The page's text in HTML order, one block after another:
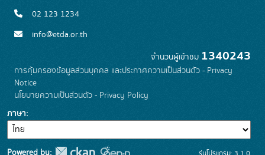
02 123 1234
info@etda.or.th
จำนวนผู้เข้าชม 1340243
การคุ้มครองข้อมูลส่วนบุคคล และประกาศความเป็นส่วนตัว - Privacy
Notice
นโยบายความเป็นส่วนตัว - Privacy Policy
ภาษา
Powered by: